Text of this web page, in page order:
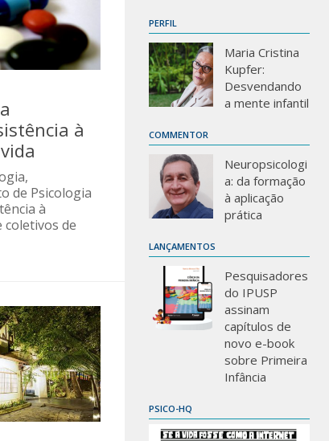
à
de Psicologia
à
coletivos de
PERFIL
Maria Cristina
Kupfer:
Desvendando
a mente infantil
COMMENTOR
Neuropsicologi
a: da formação
à aplicação
prática
LANÇAMENTOS
Pesquisadores
do IPUSP
assinam
capítulos de
novo e-book
sobre Primeira
Infância
PSICO-HQ